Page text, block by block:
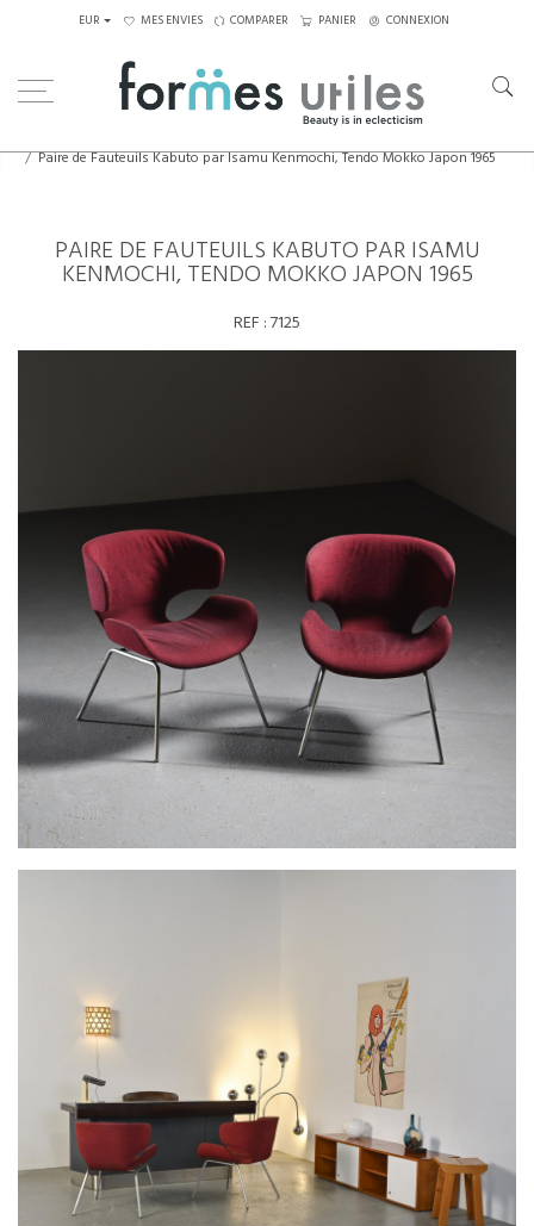
EUR MES ENVIES COMPARER PANIER CONNEXION
Paire de Fauteuils Kabuto par Isamu Kenmochi, Tendo Mokko Japon 1965
PAIRE DE FAUTEUILS KABUTO PAR ISAMU
KENMOCHI, TENDO MOKKO JAPON 1965
REF :7125